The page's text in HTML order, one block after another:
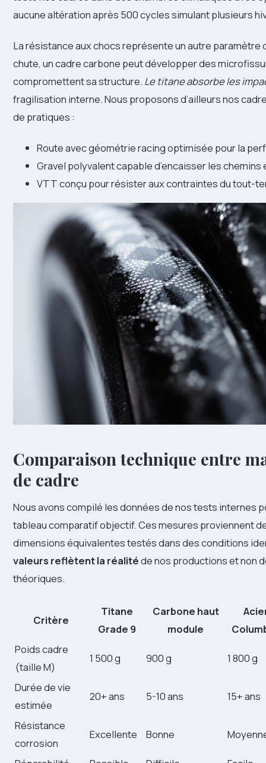
aucune altération après 500 cycles simulant plusieurs
La résistance aux chocs représente un autre paramètre
chute, un cadre carbone peut développer des
compromettent sa structure. Le titane absorbe les
fragilisation interne. Nous proposons d’ailleurs nos
de pratiques :
Route avec géométrie racing optimisée pour la
Gravel polyvalent capable d’encaisser les
VTT conçu pour résister aux contraintes du tout-
Comparaison technique entre
de cadre
Nous avons compilé les données de nos tests internes
tableau comparatif objectif. Ces mesures proviennent
dimensions équivalentes testés dans des conditions
valeurs reflètent la réalitéde nos productions et non
théoriques.
Critère
Titane
Grade 9
Carbone haut
module
Poids cadre
(taille M)
1 500 g 900 g 1 800 g
Durée de vie
estimée
20+ ans 5-10 ans 15+ ans
Résistance
corrosion
Excellente Bonne